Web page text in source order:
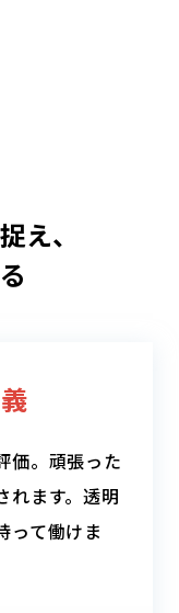
え、
価。頑張った
れます。透明
って働けま